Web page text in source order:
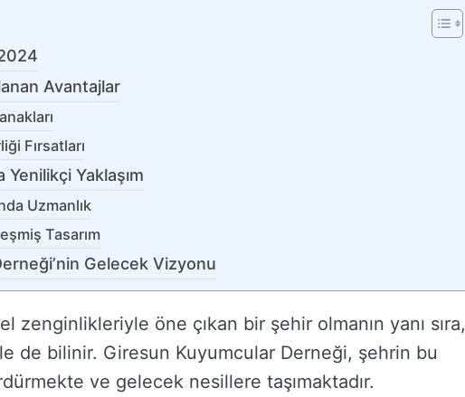
Avantajlar
Fırsatları
Yenilikçi Yaklaşım
Uzmanlık
Tasarım
Gelecek Vizyonu
zenginlikleriyle öne çıkan bir şehir olmanın yanı sıra,
de bilinir. Giresun Kuyumcular Derneği, şehrin bu
ve gelecek nesillere taşımaktadır.